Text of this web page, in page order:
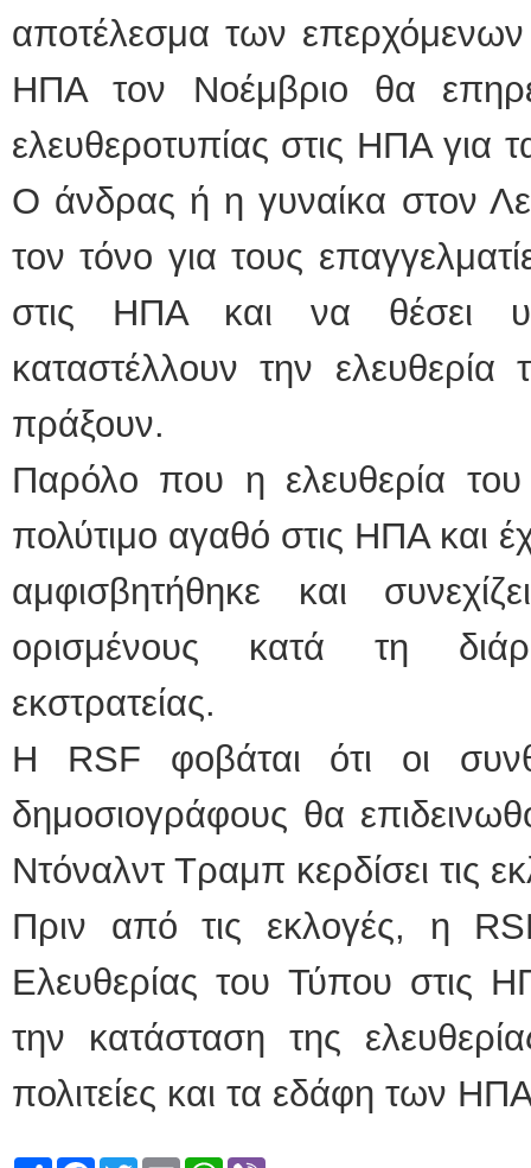
αποτέλεσμα των
ΗΠΑ τον Νοέμβριο θα
ελευθεροτυπίας στις ΗΠΑ για
Ο άνδρας ή η γυναίκα στον
τον τόνο για τους
στις ΗΠΑ και να θέσει
καταστέλλουν την
πράξουν.
Παρόλο που η ελευθερία του
πολύτιμο αγαθό στις ΗΠΑ και
αμφισβητήθηκε και
ορισμένους κατά τη
εκστρατείας.
Η RSF φοβάται ότι οι
δημοσιογράφους θα
Ντόναλντ Τραμπ κερδίσει τις
Πριν από τις εκλογές, η
Ελευθερίας του Τύπου στις
την κατάσταση της
πολιτείες και τα εδάφη των